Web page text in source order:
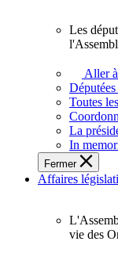
députés
vous
représentent
sein
de
l'Assemblée
législative
l'Ontario.
Les
Aller
Toutes
La
In
Fermer
Affaires
L'Assemblée
vie des